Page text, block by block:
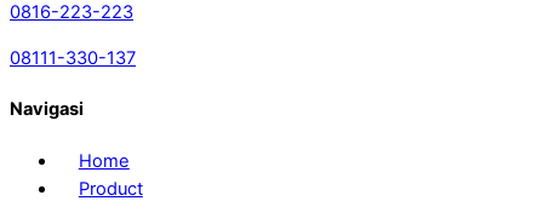
0816-223-223
08111-330-137
Navigasi
Home
Product